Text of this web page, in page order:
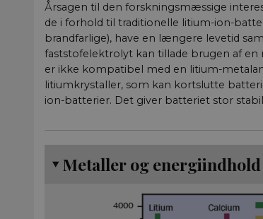
Årsagen til den forskningsmæssige
de i forhold til traditionelle litium-ion-
brandfarlige), have en længere levetid
faststofelektrolyt kan tillade brugen af
er ikke kompatibel med en litium-
litiumkrystaller, som kan kortslutte
ion-batterier. Det giver batteriet stor
Metaller og energiindhold